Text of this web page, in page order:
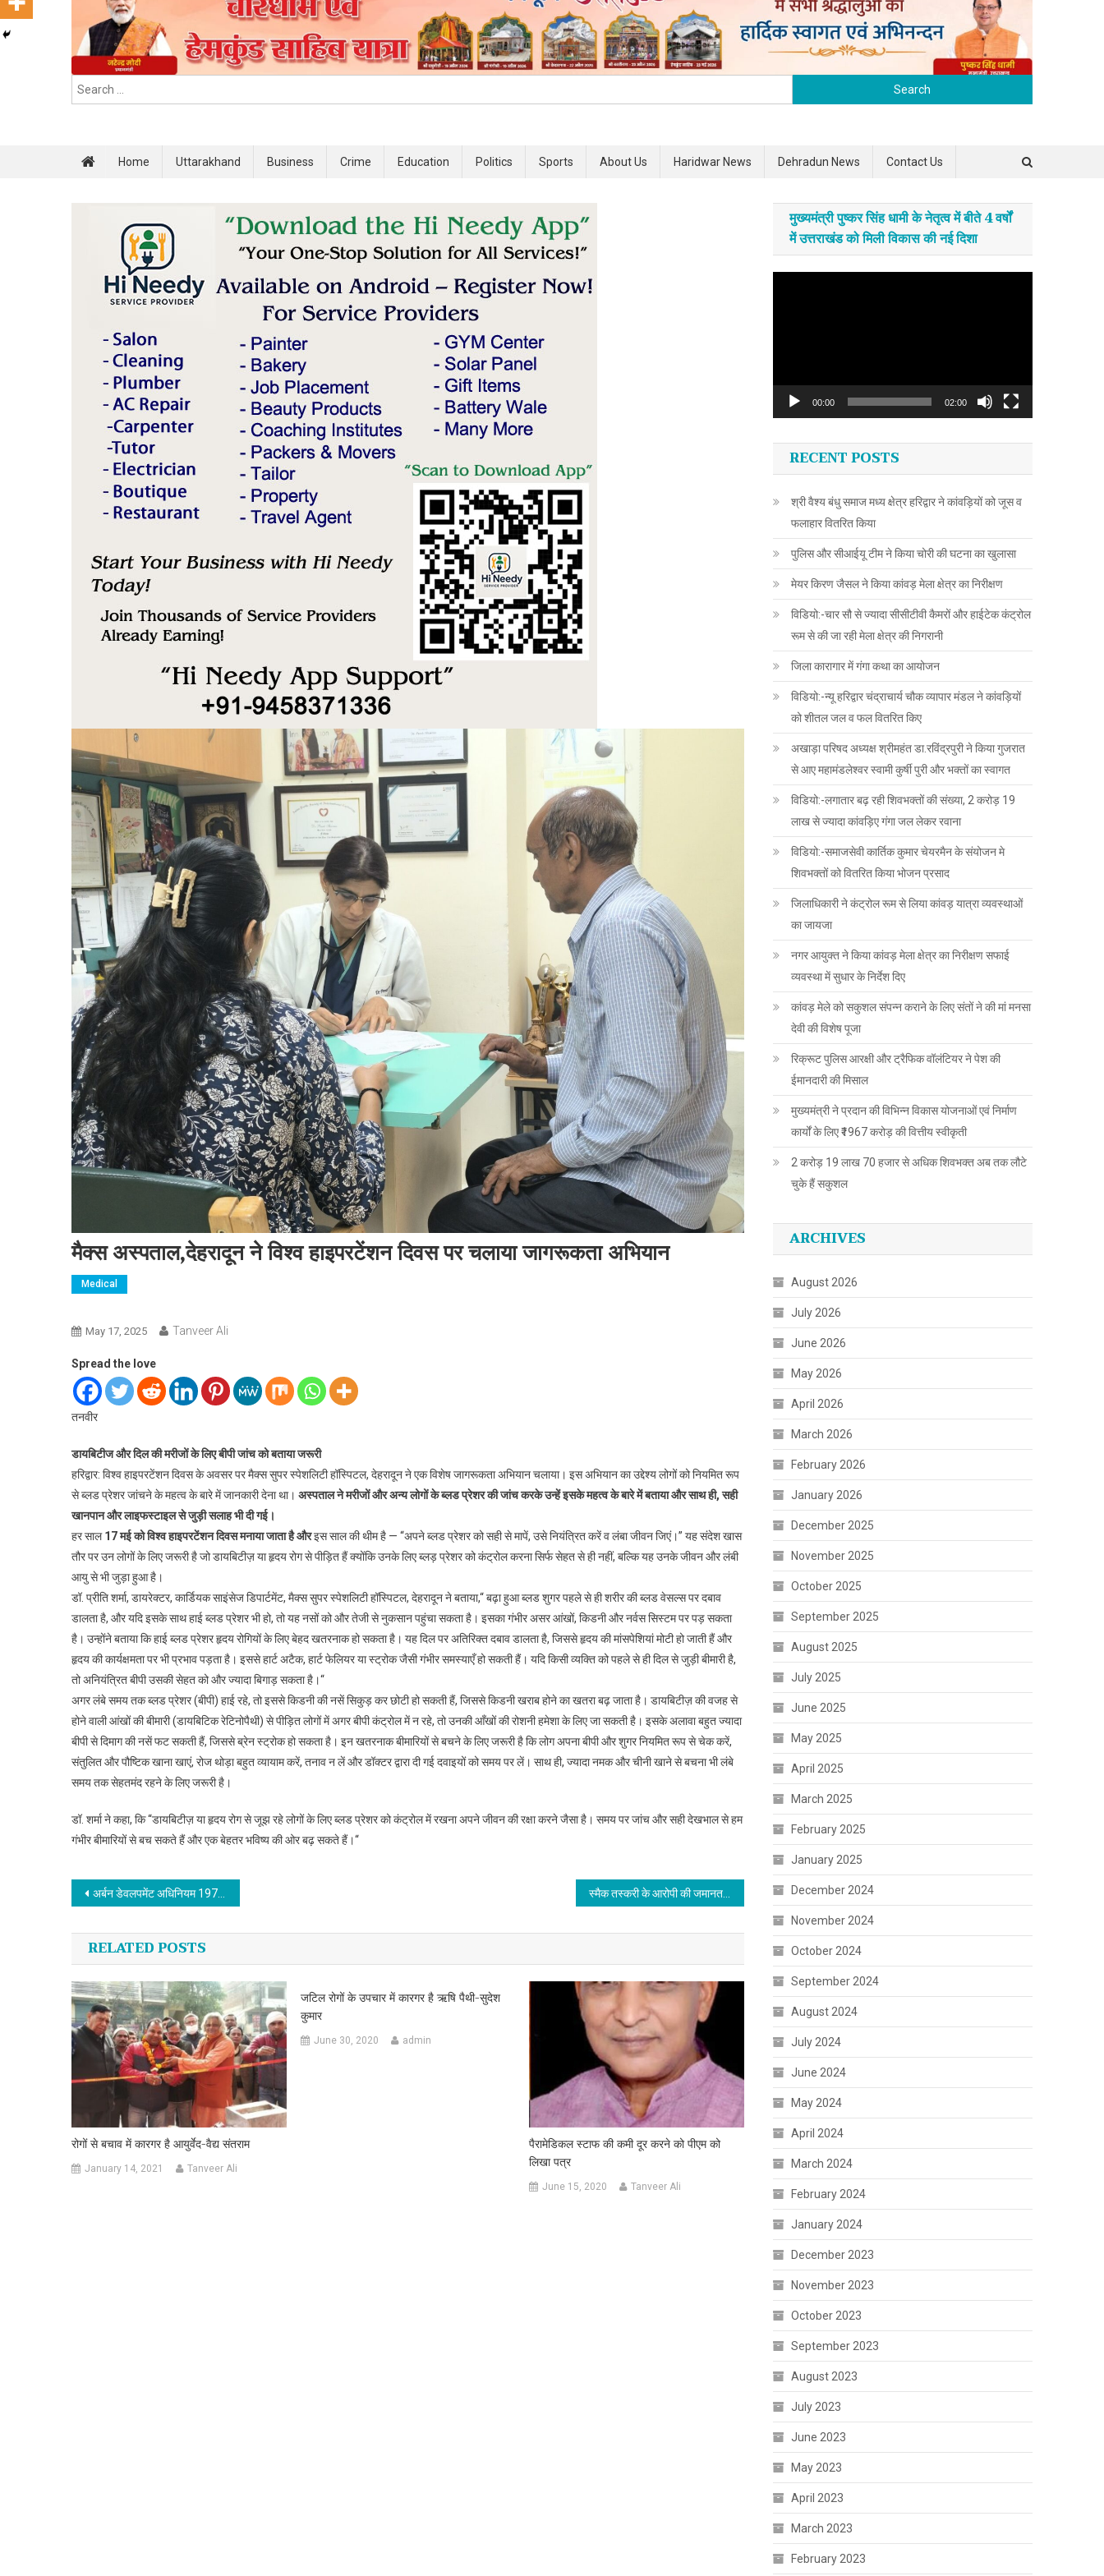
Home Uttarakhand Business Crime Education Politics Sports About Us Haridwar News Dehradun News Contact Us
मैक्स अस्पताल,देहरादून ने विश्व हाइपरटेंशन दिवस पर चलाया जागरूकता अभियान
Medical
May 17, 2025 Tanveer Ali
Spread the love
तनवीर
डायबिटीज और दिल की मरीजों के लिए बीपी जांच को बताया जरूरी
हरिद्वार: विश्व हाइपरटेंशन दिवस के अवसर पर मैक्स सुपर स्पेशलिटी हॉस्पिटल, देहरादून ने एक विशेष जागरूकता अभियान चलाया। इस अभियान का उद्देश्य लोगों को नियमित रूप
से ब्लड प्रेशर जांचने के महत्व के बारे में जानकारी देना था। अस्पताल ने मरीजों और अन्य लोगों के ब्लड प्रेशर की जांच करके उन्हें इसके महत्व के बारे में बताया और साथ ही, सही
खानपान और लाइफस्टाइल से जुड़ी सलाह भी दी गई।
हर साल17 मई को विश्व हाइपरटेंशन दिवस मनाया जाता है औरइस साल की थीम है — “अपने ब्लड प्रेशर को सही से मापें, उसे नियंत्रित करें व लंबा जीवन जिएं।” यह संदेश खास
तौर पर उन लोगों के लिए जरूरी है जो डायबिटीज़ या हृदय रोग से पीड़ित हैं क्योंकि उनके लिए ब्लड़ प्रेशर को कंट्रोल करना सिर्फ सेहत से ही नहीं, बल्कि यह उनके जीवन और लंबी
आयु से भी जुड़ा हुआ है।
डॉ. प्रीति शर्मा, डायरेक्टर, कार्डियक साइंसेज डिपार्टमेंट, मैक्स सुपर स्पेशलिटी हॉस्पिटल, देहरादून ने बताया,“ बढ़ा हुआ ब्लड शुगर पहले से ही शरीर की ब्लड वेसल्स पर दबाव
डालता है, और यदि इसके साथ हाई ब्लड प्रेशर भी हो, तो यह नसों को और तेजी से नुकसान पहुंचा सकता है। इसका गंभीर असर आंखों, किडनी और नर्वस सिस्टम पर पड़ सकता
है। उन्होंने बताया कि हाई ब्लड प्रेशर हृदय रोगियों के लिए बेहद खतरनाक हो सकता है। यह दिल पर अतिरिक्त दबाव डालता है, जिससे हृदय की मांसपेशियां मोटी हो जाती हैं और
हृदय की कार्यक्षमता पर भी प्रभाव पड़ता है। इससे हार्ट अटैक, हार्ट फेलियर या स्ट्रोक जैसी गंभीर समस्याएँ हो सकती हैं। यदि किसी व्यक्ति को पहले से ही दिल से जुड़ी बीमारी है,
तो अनियंत्रित बीपी उसकी सेहत को और ज्यादा बिगाड़ सकता है।“
अगर लंबे समय तक ब्लड प्रेशर (बीपी) हाई रहे, तो इससे किडनी की नसें सिकुड़ कर छोटी हो सकती हैं, जिससे किडनी खराब होने का खतरा बढ़ जाता है। डायबिटीज़ की वजह से
होने वाली आंखों की बीमारी (डायबिटिक रेटिनोपैथी) से पीड़ित लोगों में अगर बीपी कंट्रोल में न रहे, तो उनकी आँखों की रोशनी हमेशा के लिए जा सकती है। इसके अलावा बहुत ज्यादा
बीपी से दिमाग की नसें फट सकती हैं, जिससे ब्रेन स्ट्रोक हो सकता है। इन खतरनाक बीमारियों से बचने के लिए जरूरी है कि लोग अपना बीपी और शुगर नियमित रूप से चेक करें,
संतुलित और पौष्टिक खाना खाएं, रोज थोड़ा बहुत व्यायाम करें, तनाव न लें और डॉक्टर द्वारा दी गई दवाइयों को समय पर लें। साथ ही, ज्यादा नमक और चीनी खाने से बचना भी लंबे
समय तक सेहतमंद रहने के लिए जरूरी है।
डॉ. शर्मा ने कहा, कि “डायबिटीज़ या हृदय रोग से जूझ रहे लोगों के लिए ब्लड प्रेशर को कंट्रोल में रखना अपने जीवन की रक्षा करने जैसा है। समय पर जांच और सही देखभाल से हम
गंभीर बीमारियों से बच सकते हैं और एक बेहतर भविष्य की ओर बढ़ सकते हैं।“
Post navigation
अर्बन डेवलपमेंट अधिनियम 1973 को लागू किया जाए-गोकुल सिंह रावत स्मैक तस्करी के आरोपी की जमानत खारिज
RELATED POSTS
रोगों से बचाव में कारगर है आयुर्वेद-वैद्य संतराम
January 14, 2021 Tanveer Ali
जटिल रोगों के उपचार में कारगर है ऋषि पैथी-सुदेश
कुमार
June 30, 2020 admin
पैरामेडिकल स्टाफ की कमी दूर करने को पीएम को
लिखा पत्र
June 15, 2020 Tanveer Ali
मुख्यमंत्री पुष्कर सिंह धामी के नेतृत्व में बीते 4 वर्षों
में उत्तराखंड को मिली विकास की नई दिशा
00:00 02:00
RECENT POSTS
श्री वैश्य बंधु समाज मध्य क्षेत्र हरिद्वार ने कांवड़ियों को जूस व
फलाहार वितरित किया
पुलिस और सीआईयू टीम ने किया चोरी की घटना का खुलासा
मेयर किरण जैसल ने किया कांवड़ मेला क्षेत्र का निरीक्षण
विडियो:-चार सौ से ज्यादा सीसीटीवी कैमरों और हाईटेक कंट्रोल
रूम से की जा रही मेला क्षेत्र की निगरानी
जिला कारागार में गंगा कथा का आयोजन
विडियो:-न्यू हरिद्वार चंद्राचार्य चौक व्यापार मंडल ने कांवड़ियों
को शीतल जल व फल वितरित किए
अखाड़ा परिषद अध्यक्ष श्रीमहंत डा.रविंद्रपुरी ने किया गुजरात
से आए महामंडलेश्वर स्वामी कुर्षी पुरी और भक्तों का स्वागत
विडियो:-लगातार बढ़ रही शिवभक्तों की संख्या, 2 करोड़ 19
लाख से ज्यादा कांवड़िए गंगा जल लेकर रवाना
विडियो:-समाजसेवी कार्तिक कुमार चेयरमैन के संयोजन मे
शिवभक्तों को वितरित किया भोजन प्रसाद
जिलाधिकारी ने कंट्रोल रूम से लिया कांवड़ यात्रा व्यवस्थाओं
का जायजा
नगर आयुक्त ने किया कांवड़ मेला क्षेत्र का निरीक्षण सफाई
व्यवस्था में सुधार के निर्देश दिए
कांवड़ मेले को सकुशल संपन्न कराने के लिए संतों ने की मां मनसा
देवी की विशेष पूजा
रिक्रूट पुलिस आरक्षी और ट्रैफिक वॉलंटियर ने पेश की
ईमानदारी की मिसाल
मुख्यमंत्री ने प्रदान की विभिन्न विकास योजनाओं एवं निर्माण
कार्यों के लिए ₹1967 करोड़ की वित्तीय स्वीकृती
2 करोड़ 19 लाख 70 हजार से अधिक शिवभक्त अब तक लौटे
चुके हैं सकुशल
ARCHIVES
August 2026
July 2026
June 2026
May 2026
April 2026
March 2026
February 2026
January 2026
December 2025
November 2025
October 2025
September 2025
August 2025
July 2025
June 2025
May 2025
April 2025
March 2025
February 2025
January 2025
December 2024
November 2024
October 2024
September 2024
August 2024
July 2024
June 2024
May 2024
April 2024
March 2024
February 2024
January 2024
December 2023
November 2023
October 2023
September 2023
August 2023
July 2023
June 2023
May 2023
April 2023
March 2023
February 2023